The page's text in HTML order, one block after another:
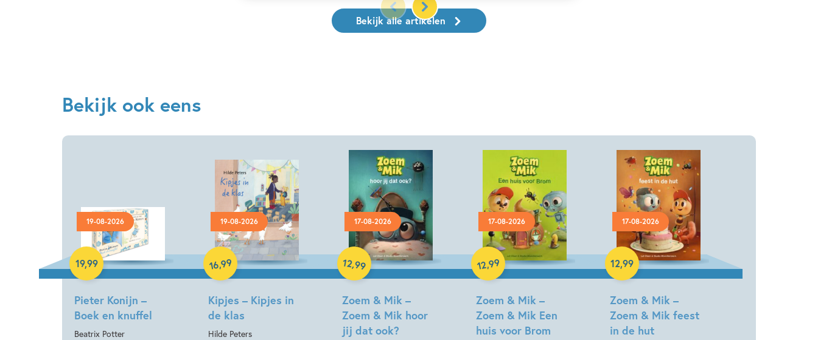
Bekijk alle artikelen
Bekijk ook eens
19-08-2026
Pieter Konijn –
Boek en knuffel
Beatrix Potter
19,99
Hardcover
19-08-2026
Kipjes – Kipjes in
de klas
Hilde Peters
16,99
Hardcover
17-08-2026
Zoem & Mik –
Zoem & Mik hoor
jij dat ook?
12,99
Hardcover
17-08-2026
Zoem & Mik –
Zoem & Mik Een
huis voor Brom
12,99
Hardcover
17-08-2026
Zoem & Mik –
Zoem & Mik feest
in de hut
12,99
Hardcover